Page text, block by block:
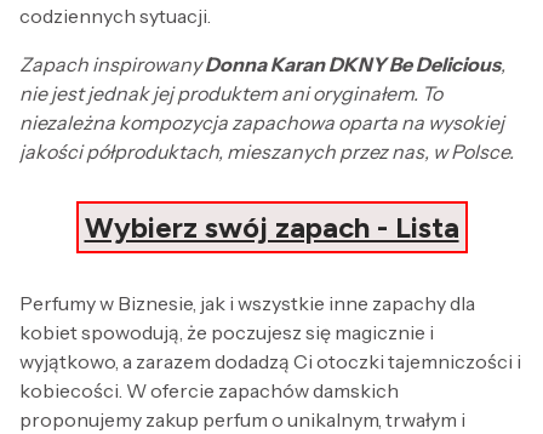
codziennych sytuacji.
Zapach inspirowanyDonna Karan DKNY Be Delicious,
nie jest jednak jej produktem ani oryginałem. To
niezależna kompozycja zapachowa oparta na wysokiej
jakości półproduktach, mieszanych przez nas, w Polsce.
Wybierz swój zapach - Lista
Perfumy w Biznesie, jak i wszystkie inne zapachy dla
kobiet spowodują, że poczujesz się magicznie i
wyjątkowo, a zarazem dodadzą Ci otoczki tajemniczości i
kobiecości. W ofercie zapachów damskich
proponujemy zakup perfum o unikalnym, trwałym i